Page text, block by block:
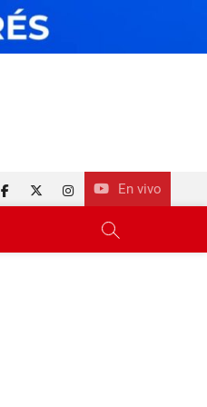
En vivo
facebook
twitterinstagram